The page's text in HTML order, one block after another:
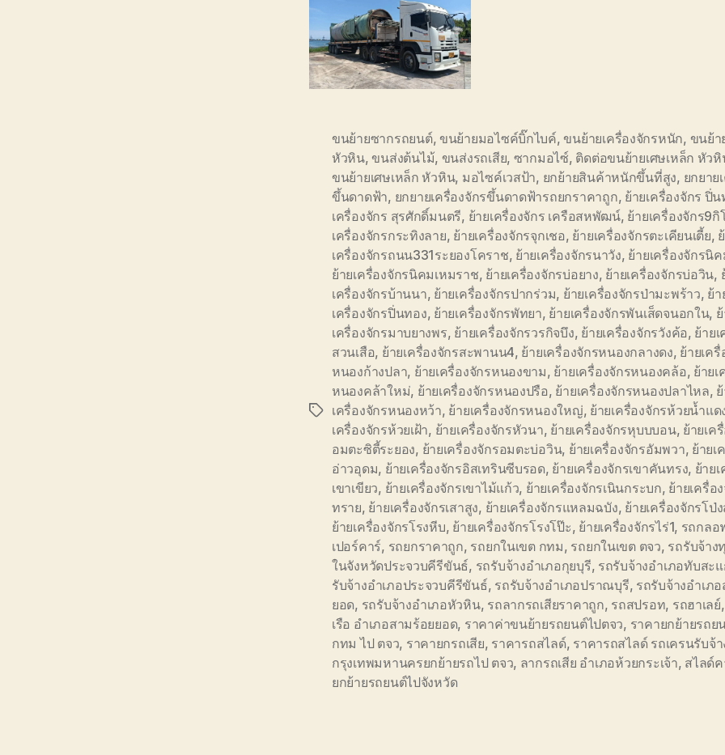
Tags
ขนย้ายซากรถยนต์, ขนย้ายมอไซค์บิ๊กไบค์, ขนย้ายเครื่องจักรหนัก, ขนย้า
หัวหิน, ขนส่งต้นไม้, ขนส่งรถเสีย, ซากมอไซ์, ติดต่อขนย้ายเศษเหล็ก หัว
ขนย้ายเศษเหล็ก หัวหิน, มอไซค์เวสป้า, ยกย้ายสินค้าหนักขึ้นที่สูง, ยกยาย
ขึ้นดาดฟ้า, ยกยายเครื่องจักรขึ้นดาดฟ้ารถยกราคาถูก, ย้ายเครื่องจักร ปิ่
เครื่องจักร สุรศักดิ์มนตรี, ย้ายเครื่องจักร เครือสหพัฒน์, ย้ายเครื่องจักร9กิ
เครื่องจักรกระทิงลาย, ย้ายเครื่องจักรจุกเชอ, ย้ายเครื่องจักรตะเคียนเตี้ย,
เครื่องจักรถนน331ระยองโคราช, ย้ายเครื่องจักรนาวัง, ย้ายเครื่องจักรนิ
ย้ายเครื่องจักรนิคมเหมราช, ย้ายเครื่องจักรบ่อยาง, ย้ายเครื่องจักรบ่อวิน,
เครื่องจักรบ้านนา, ย้ายเครื่องจักรปากร่วม, ย้ายเครื่องจักรป่ามะพร้าว, ย้า
เครื่องจักรปิ่นทอง, ย้ายเครื่องจักรพัทยา, ย้ายเครื่องจักรพันเส็ดจนอกใน,
เครื่องจักรมาบยางพร, ย้ายเครื่องจักรวรกิจบึง, ย้ายเครื่องจักรวังค้อ, ย้าย
สวนเสือ, ย้ายเครื่องจักรสะพานน4, ย้ายเครื่องจักรหนองกลางดง, ย้ายเค
หนองก้างปลา, ย้ายเครื่องจักรหนองขาม, ย้ายเครื่องจักรหนองคล้อ, ย้ายเ
หนองคล้าใหม่, ย้ายเครื่องจักรหนองปรือ, ย้ายเครื่องจักรหนองปลาไหล,
เครื่องจักรหนองหว้า, ย้ายเครื่องจักรหนองใหญ่, ย้ายเครื่องจักรห้วยน้ำแด
เครื่องจักรห้วยเฝ้า, ย้ายเครื่องจักรหัวนา, ย้ายเครื่องจักรหุบบบอน, ย้ายเค
อมตะซิตี้ระยอง, ย้ายเครื่องจักรอมตะบ่อวิน, ย้ายเครื่องจักรอัมพวา, ย้ายเ
อ่าวอุดม, ย้ายเครื่องจักรอิสเทรินซีบรอด, ย้ายเครื่องจักรเขาคันทรง, ย้าย
เขาเขียว, ย้ายเครื่องจักรเขาไม้แก้ว, ย้ายเครื่องจักรเนินกระบก, ย้ายเครื่อ
ทราย, ย้ายเครื่องจักรเสาสูง, ย้ายเครื่องจักรแหลมฉบัง, ย้ายเครื่องจักรโป่
ย้ายเครื่องจักรโรงหีบ, ย้ายเครื่องจักรโรงโป๊ะ, ย้ายเครื่องจักรไร่1, รถกลอ
เปอร์คาร์, รถยกราคาถูก, รถยกในเขต กทม, รถยกในเขต ตจว, รถรับจ้าง
ในจังหวัดประจวบคีรีขันธ์, รถรับจ้างอำเภอกุยบุรี, รถรับจ้างอำเภอทับสะ
รับจ้างอำเภอประจวบคีรีขันธ์, รถรับจ้างอำเภอปราณบุรี, รถรับจ้างอำเภ
ยอด, รถรับจ้างอำเภอหัวหิน, รถลากรถเสียราคาถูก, รถสปรอท, รถฮาเลย์,
เรือ อำเภอสามร้อยยอด, ราคาค่าขนย้ายรถยนต์ไปตจว, ราคายกย้ายรถย
กทม ไป ตจว, ราคายกรถเสีย, ราคารถสไลด์, ราคารถสไลด์ รถเครนรับจ้า
กรุงเทพมหานครยกย้ายรถไป ตจว, ลากรถเสีย อำเภอห้วยกระเจ้า, สไลด์
ยกย้ายรถยนต์ไปจังหวัด